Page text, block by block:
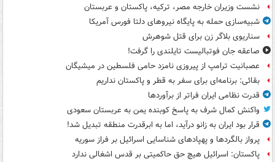
نشست وزیران خارجه مصر، ترکیه، پاکستان و عربستان
شبیه‌سازی حمله به پایگاه نیروهای دلتا فورس آمریکا
سناریوی بلاگر زن برای قتل شوهرش
صاعقه جان فوتبالیست تایلندی را گرفت!
عصبانیت ترامپ از پیروزی نامزد حامی فلسطین در میشیگان
بقائی: برنامه‌ای برای سفر به قطر و پاکستان نداریم
قدرت نظامی ایران فراتر از برآوردها
واکنش کمال شرف به پاسخ کوبنده یمن به عربستان سعودی
قرار بود ایران به زانو درآید، اما به ابرقدرت منطقه تبدیل شد!
پرواز بالگردها و پهپادهای شناسایی اسرائیل بر فراز سوریه
پاکستان: اسرائیل هیچ حق حاکمیتی بر قدس اشغالی ندارد